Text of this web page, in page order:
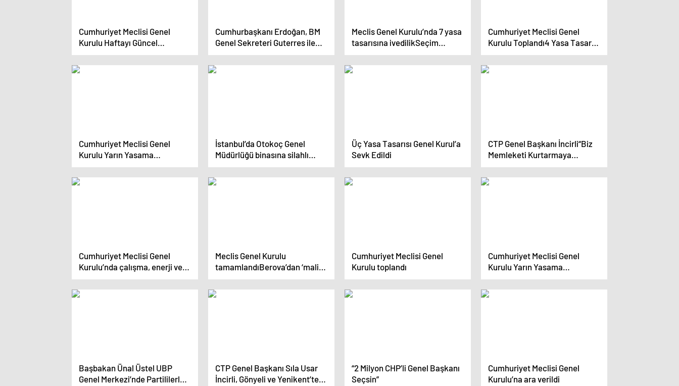
Cumhuriyet Meclisi Genel
Kurulu Haftayı Güncel
Konuşmalarla TamamladıYeni
Toplantı Pazartesi Günü
Cumhurbaşkanı Erdoğan, BM
Genel Sekreteri Guterres ile
görüştü
Meclis Genel Kurulu’nda 7 yasa
tasarısına ivedilikSeçim
tartışması damga vurdu
Cumhuriyet Meclisi Genel
Kurulu Toplandı4 Yasa Tasarısı
Görüşüldü
Cumhuriyet Meclisi Genel
Kurulu Yarın Yasama
Gündemiyle Toplanıyor
İstanbul’da Otokoç Genel
Müdürlüğü binasına silahlı
saldırı düzenlendi
Üç Yasa Tasarısı Genel Kurul’a
Sevk Edildi
CTP Genel Başkanı İncirli“Biz
Memleketi Kurtarmaya
Geliyoruz”
Cumhuriyet Meclisi Genel
Kurulu’nda çalışma, enerji ve
sağlık gündemi
Meclis Genel Kurulu
tamamlandıBerova’dan ‘mali
disiplin’ vurgusu
Cumhuriyet Meclisi Genel
Kurulu toplandı
Cumhuriyet Meclisi Genel
Kurulu Yarın Yasama
Gündemiyle Toplanıyor
Başbakan Ünal Üstel UBP
Genel Merkezi’nde Partililerle
CTP Genel Başkanı Sıla Usar
İncirli, Gönyeli ve Yenikent’te
“2 Milyon CHP’li Genel Başkanı
Seçsin”
Cumhuriyet Meclisi Genel
Kurulu’na ara verildi